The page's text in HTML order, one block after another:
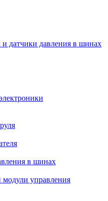
датчики давления в шинах
в шинах
управления